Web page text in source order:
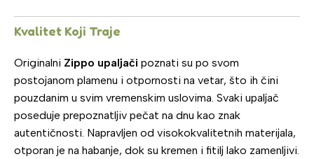
Kvalitet Koji Traje
Originalni Zippo upaljači poznati su po svom
postojanom plamenu i otpornosti na vetar, što ih čini
pouzdanim u svim vremenskim uslovima. Svaki upaljač
poseduje prepoznatljiv pečat na dnu kao znak
autentičnosti. Napravljen od visokokvalitetnih materijala,
otporan je na habanje, dok su kremen i fitilj lako zamenljivi.